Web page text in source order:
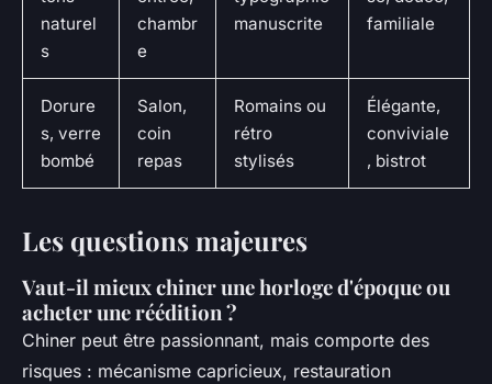
naturel
s
chambr
e
manuscrite
familiale
Dorure
s, verre
bombé
Salon,
coin
repas
Romains ou
rétro
stylisés
Élégante,
conviviale
, bistrot
Les questions majeures
Vaut-il mieux chiner une horloge d'époque ou
acheter une réédition ?
Chiner peut être passionnant, mais comporte des
risques : mécanisme capricieux, restauration